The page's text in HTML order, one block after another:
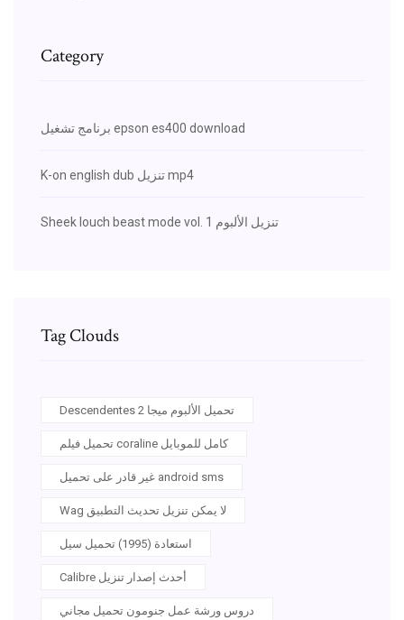
Category
برنامج تشغيل epson es400 download
K-on english dub تنزيل mp4
Sheek louch beast mode vol. 1 تنزيل الألبوم
Tag Clouds
Descendentes 2 تحميل الألبوم ميجا
تحميل فيلم coraline كامل للموبايل
غير قادر على تحميل android sms
Wag لا يمكن تنزيل تحديث التطبيق
استعادة (1995) تحميل سيل
Calibre أحدث إصدار تنزيل
دروس ورشة عمل جنومون تحميل مجاني